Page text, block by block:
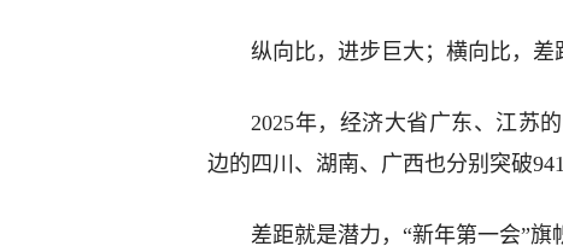
纵向比，进步巨大；横向比，差
2025年，经济大省广东、江苏
边的四川、湖南、广西也分别突破
差距就是潜力，“新年第一会”旗